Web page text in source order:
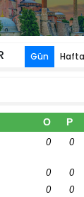
Gün Hafta
O P
0 0
0
0
0 0